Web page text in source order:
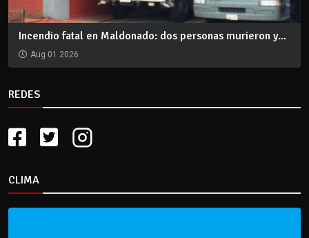
Incendio fatal en Maldonado: dos personas murieron y...
Aug 01 2026
REDES
CLIMA